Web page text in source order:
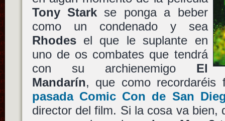
Tony Starkse ponga a beber
como un condenado y sea
Rhodesel que le suplante en
uno de os combates que tendrá
con su archienemigo El
Mandarín, que como
pasada Comic Con de San
director del film. Si la cosa va